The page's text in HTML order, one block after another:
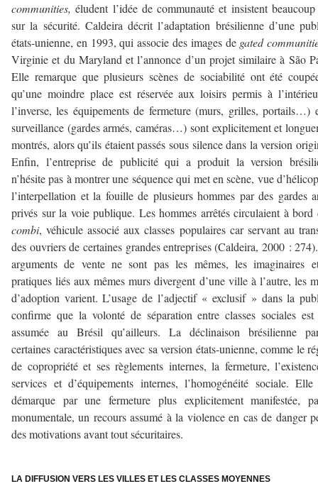
communities, éludent l’idée de communauté et insistent
sur la sécurité. Caldeira décrit l’adaptation brésilienne d’une
états-unienne, en 1993, qui associe des images de gated
Virginie et du Maryland et l’annonce d’un projet similaire à São
Elle remarque que plusieurs scènes de sociabilité ont été
qu’une moindre place est réservée aux loisirs permis à
l’inverse, les équipements de fermeture (murs, grilles, portails…)
surveillance (gardes armés, caméras…) sont explicitement et
montrés, alors qu’ils étaient passés sous silence dans la version
Enfin, l’entreprise de publicité qui a produit la version
n’hésite pas à montrer une séquence qui met en scène, vue
l’interpellation et la fouille de plusieurs hommes par des gardes
privés sur la voie publique. Les hommes arrêtés circulaient à bord
combi, véhicule associé aux classes populaires car servant au
des ouvriers de certaines grandes entreprises (Caldeira, 2000 :
arguments de vente ne sont pas les mêmes, les imaginaires
pratiques liés aux mêmes murs divergent d’une ville à l’autre, les
d’adoption varient. L’usage de l’adjectif « exclusif » dans la
confirme que la volonté de séparation entre classes sociales
assumée au Brésil qu’ailleurs. La déclinaison brésilienne
certaines caractéristiques avec sa version états-unienne, comme le
de copropriété et ses règlements internes, la fermeture,
services et d’équipements internes, l’homogénéité sociale. Elle
démarque par une fermeture plus explicitement manifestée,
monumentale, un recours assumé à la violence en cas de danger
des motivations avant tout sécuritaires.
LA DIFFUSION VERS LES VILLES ET LES CLASSES MOYENNES